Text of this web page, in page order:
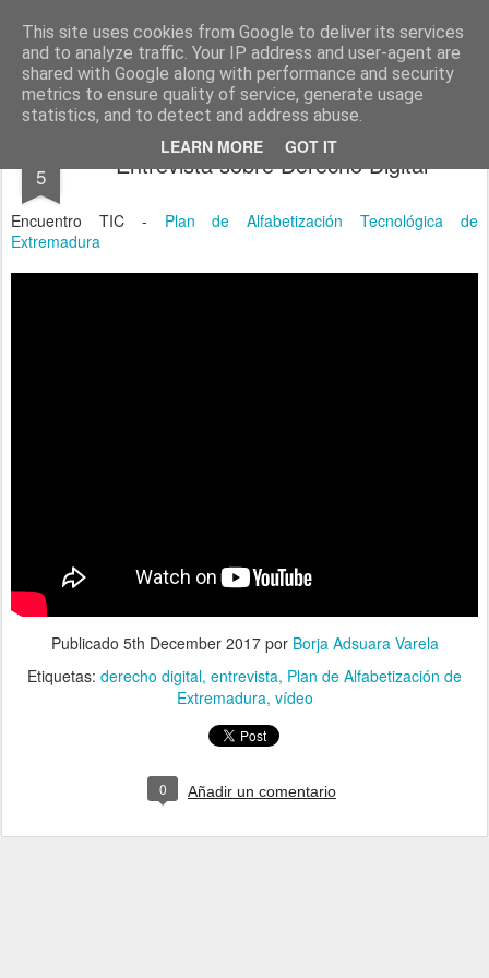
This site uses cookies from Google to deliver its services
and to analyze traffic. Your IP address and user-agent are
shared with Google along with performance and security
metrics to ensure quality of service, generate usage
statistics, and to detect and address abuse.
LEARN MORE GOT IT
menos tecnología y más pedagogía conceptos y reflexiones sobre la sociedad de la información
Pages
5 Entrevista sobre Derecho Digital
Encuentro TIC - Plan de Alfabetización Tecnológica de
Extremadura
Publicado 5th December 2017por Borja Adsuara Varela
Etiquetas: derecho digital entrevista Plan de Alfabetización de
Extremadura vídeo
0 Añadir un comentario